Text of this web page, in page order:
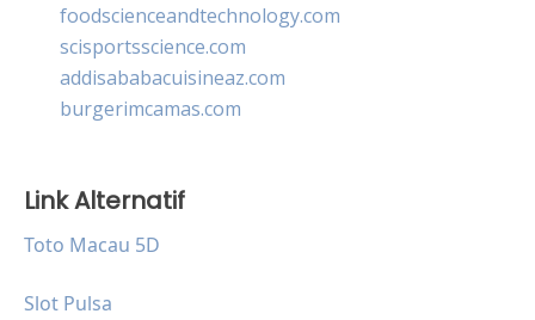
foodscienceandtechnology.com
scisportsscience.com
addisababacuisineaz.com
burgerimcamas.com
Link Alternatif
Toto Macau 5D
Slot Pulsa